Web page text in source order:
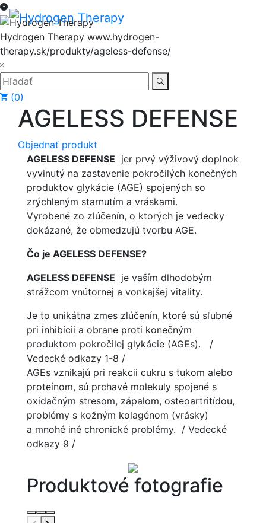
Hore
Hydrogen Therapy www.hydrogen-
therapy.sk/produkty/ageless-defense/
Zatvoriť
Hľadať:
Hľadať
(0)
AGELESS DEFENSE
Objednať produkt
AGELESS DEFENSE jer prvý výživový doplnok
vyvinutý na zastavenie pokročilých konečných
produktov glykácie (AGE) spojených so
zrýchleným starnutím a vráskami.
Vyrobené zo zlúčenín, o ktorých je vedecky
dokázané, že obmedzujú tvorbu AGE.
Čo je AGELESS DEFENSE?
AGELESS DEFENSE je vaším dlhodobým
strážcom vnútornej a vonkajšej vitality.
Je to unikátna zmes zlúčenín, ktoré sú sľubné
pri inhibícii a obrane proti konečným
produktom pokročilej glykácie (AGEs). /
Vedecké odkazy 1-8 /
AGEs vznikajú pri reakcii cukru s tukom alebo
proteínom, sú prchavé molekuly spojené s
oxidačným stresom, zápalom, osteoartritídou,
problémy s kožným kolagénom (vrásky)
a mnohé iné chronické problémy. / Vedecké
odkazy 9 /
Produktové fotografie